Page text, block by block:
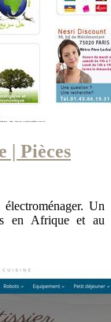
| Pièces
Un
en Afrique et au